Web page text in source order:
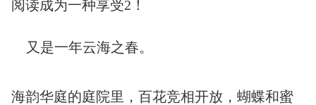
阅读成为一种享受2！
又是一年云海之春。
海韵华庭的庭院里，百花竞相开放，蝴蝶和蜜